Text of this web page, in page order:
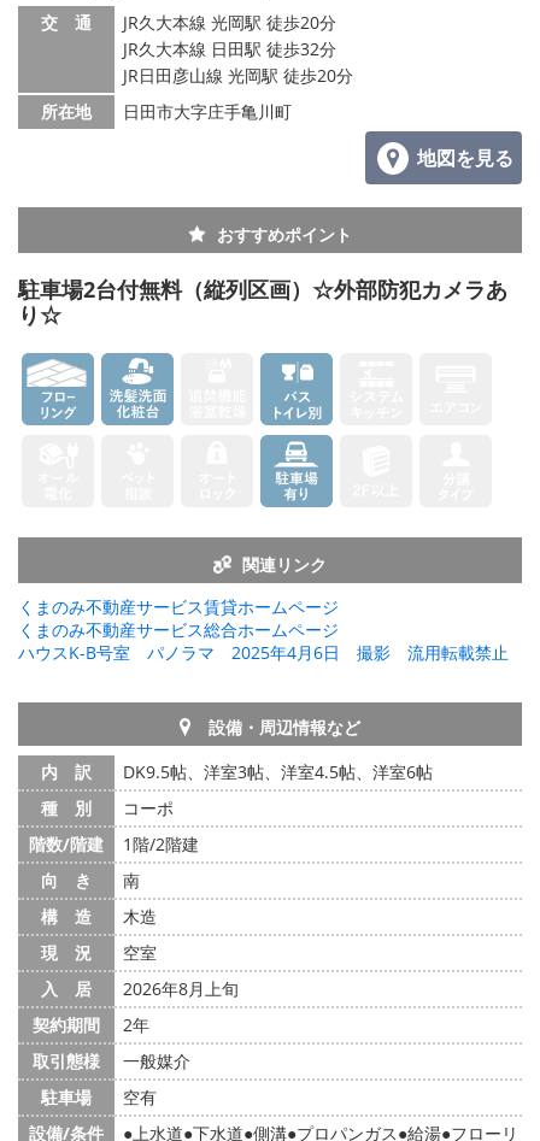
交 通
JR久大本線 光岡駅 徒歩20分
JR久大本線 日田駅 徒歩32分
JR日田彦山線 光岡駅 徒歩20分
所在地
日田市大字庄手亀川町
地図を見る
おすすめポイント
駐車場2台付無料（縦列区画）☆外部防犯カメラあ
り☆
関連リンク
くまのみ不動産サービス賃貸ホームページ
くまのみ不動産サービス総合ホームページ
ハウスK-B号室 パノラマ 2025年4月6日 撮影 流用転載禁止
設備・周辺情報など
内 訳
DK9.5帖、洋室3帖、洋室4.5帖、洋室6帖
種 別
コーポ
階数/階建
1階/2階建
向 き
南
構 造
木造
現 況
空室
入 居
2026年8月上旬
契約期間
2年
取引態様
一般媒介
駐車場
空有
設備/条件
上水道 下水道 側溝 プロパンガス 給湯 フローリ